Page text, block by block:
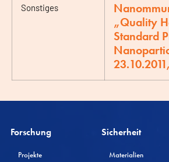
Sonstiges
„Quality
Standard
Forschung
Projekte
Sicherheit
Materialien